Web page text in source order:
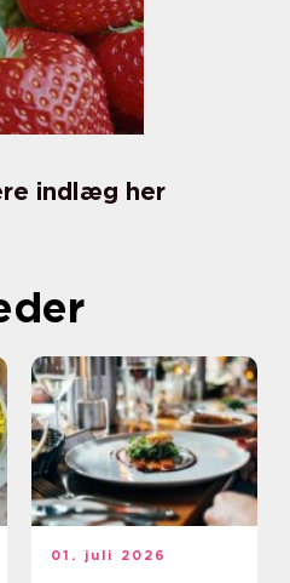
indlæg her
01. juli 2026